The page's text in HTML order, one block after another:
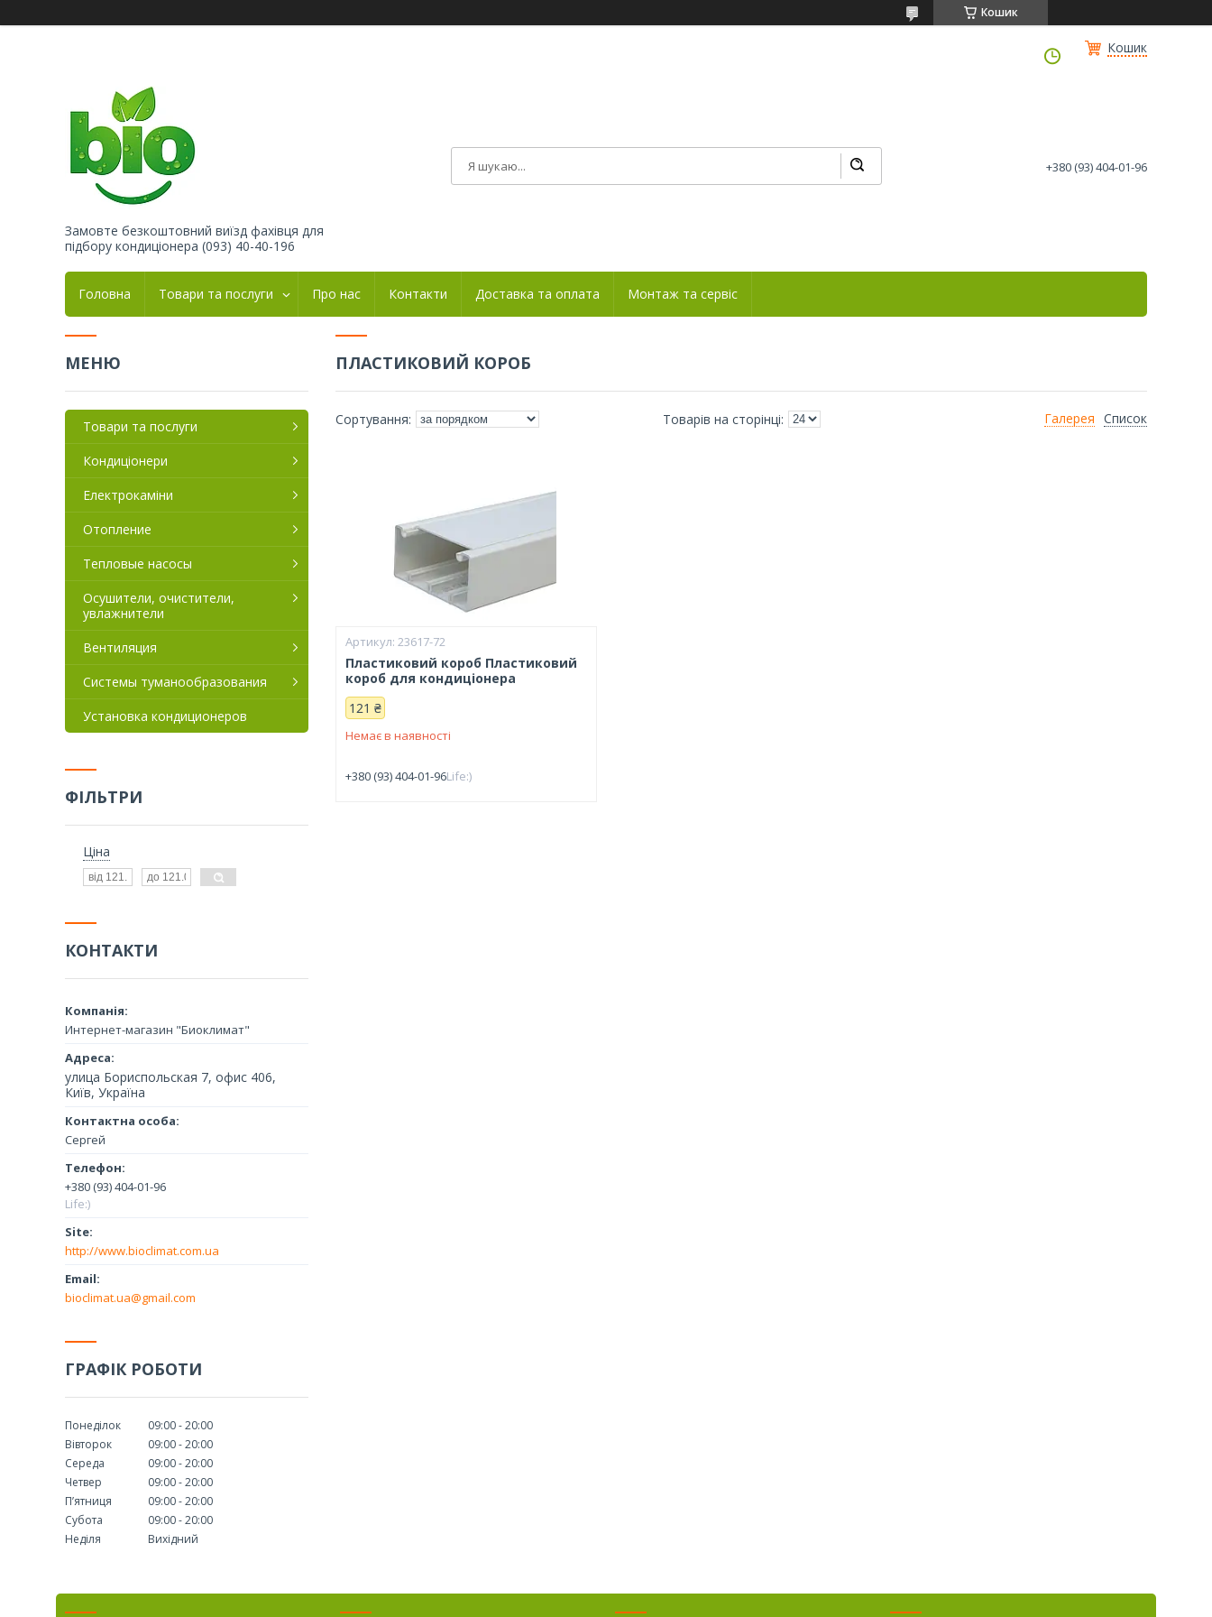
Кошик
Кошик
Замовте безкоштовний виїзд фахівця для
підбору кондиціонера (093) 40-40-196
+380 (93) 404-01-96
Головна Товари та послуги Про нас Контакти Доставка та оплата Монтаж та сервіс
ПЛАСТИКОВИЙ КОРОБ
Галерея Список
23617-72
Пластиковий короб Пластиковий
короб для кондиціонера
121 ₴
Немає в наявності
+380 (93) 404-01-96Life:)
Товари та послуги
Кондиціонери
Електрокаміни
Отопление
Тепловые насосы
Осушители, очистители,
увлажнители
Вентиляция
Системы туманообразования
Установка кондиционеров
ФІЛЬТРИ
Ціна
КОНТАКТИ
Интернет-магазин "Биоклимат"
улица Бориспольская 7, офис 406,
Київ, Україна
Сергей
+380 (93) 404-01-96
Life:)
http://www.bioclimat.com.ua
bioclimat.ua@gmail.com
ГРАФІК РОБОТИ
Понеділок 09:00 20:00
Вівторок
09:00 20:00
Середа
09:00 20:00
Четвер
09:00 20:00
Пʼятниця
09:00 20:00
Субота
09:00 20:00
Неділя
Вихідний